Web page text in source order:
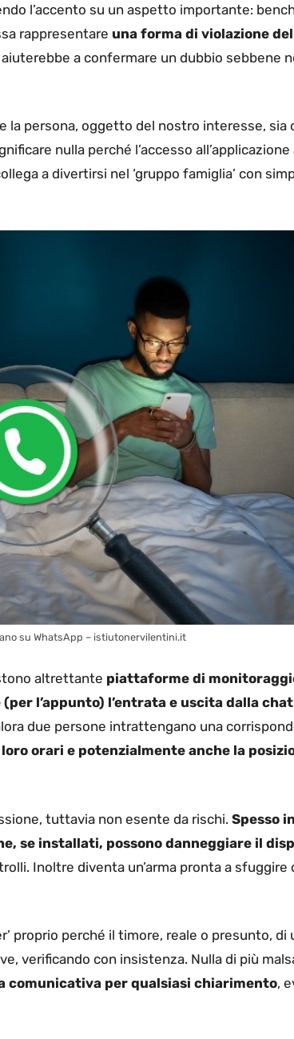
l’accento su un aspetto importante:
rappresentare una forma di violazione
a confermare un dubbio sebbene
la persona, oggetto del nostro interesse, sia
nulla perché l’accesso all’applicazione
a divertirsi nel ‘gruppo famiglia’ con
su WhatsApp – istiutonervilentini.it
altrettante piattaforme di
l’appunto) l’entrata e uscita dalla
due persone intrattengano una
orari e potenzialmente anche la
tuttavia non esente da rischi. Spesso
se installati, possono danneggiare il
Inoltre diventa un’arma pronta a sfuggire
proprio perché il timore, reale o presunto, di
verificando con insistenza. Nulla di più
comunicativa per qualsiasi chiarimento,